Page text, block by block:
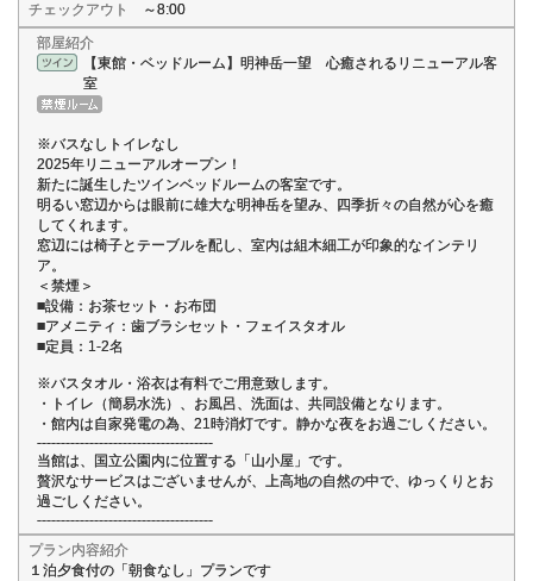
チェックアウト
～8:00
部屋紹介
【東館・ベッドルーム】明神岳一望 心癒されるリニューアル客
室
※バスなしトイレなし
2025年リニューアルオープン！
新たに誕生したツインベッドルームの客室です。
明るい窓辺からは眼前に雄大な明神岳を望み、四季折々の自然が心を癒
してくれます。
窓辺には椅子とテーブルを配し、室内は組木細工が印象的なインテリ
ア。
＜禁煙＞
■設備：お茶セット・お布団
■アメニティ：歯ブラシセット・フェイスタオル
■定員：1-2名
※バスタオル・浴衣は有料でご用意致します。
・トイレ（簡易水洗）、お風呂、洗面は、共同設備となります。
・館内は自家発電の為、21時消灯です。静かな夜をお過ごしください。
-------------------------------------
当館は、国立公園内に位置する「山小屋」です。
贅沢なサービスはございませんが、上高地の自然の中で、ゆっくりとお
過ごしください。
-------------------------------------
プラン内容紹介
１泊夕食付の「朝食なし」プランです